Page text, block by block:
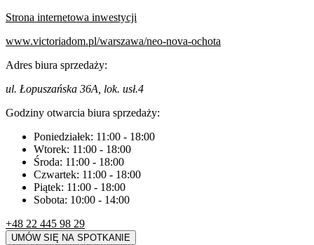
Strona internetowa inwestycji
www.victoriadom.pl/warszawa/neo-nova-ochota
Adres biura sprzedaży:
ul. Łopuszańska 36A, lok. usł.4
Godziny otwarcia biura sprzedaży:
Poniedziałek: 11:00 - 18:00
Wtorek: 11:00 - 18:00
Środa: 11:00 - 18:00
Czwartek: 11:00 - 18:00
Piątek: 11:00 - 18:00
Sobota: 10:00 - 14:00
+48 22 445 98 29
UMÓW SIĘ NA SPOTKANIE